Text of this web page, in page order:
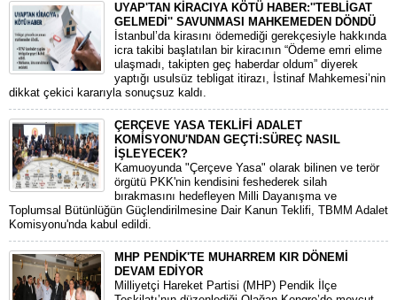
UYAP'TAN KİRACIYA KÖTÜ HABER:''TEBLİGAT
GELMEDİ'' SAVUNMASI MAHKEMEDEN DÖNDÜ
​İstanbul’da kirasını ödemediği gerekçesiyle hakkında
icra takibi başlatılan bir kiracının “Ödeme emri elime
ulaşmadı, takipten geç haberdar oldum” diyerek
yaptığı usulsüz tebligat itirazı, İstinaf Mahkemesi’nin
dikkat çekici kararıyla sonuçsuz kaldı.
ÇERÇEVE YASA TEKLİFİ ADALET
KOMİSYONU'NDAN GEÇTİ:SÜREÇ NASIL
İŞLEYECEK?
​Kamuoyunda "Çerçeve Yasa" olarak bilinen ve terör
örgütü PKK'nin kendisini feshederek silah
bırakmasını hedefleyen Milli Dayanışma ve
Toplumsal Bütünlüğün Güçlendirilmesine Dair Kanun Teklifi, TBMM Adalet
Komisyonu'nda kabul edildi.
MHP PENDİK'TE MUHARREM KIR DÖNEMİ
DEVAM EDİYOR
​Milliyetçi Hareket Partisi (MHP) Pendik İlçe